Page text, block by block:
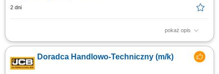
2 dni
pokaż opis
Teren pracy: 2-3 powiaty Twój zakres obowiązków: Odwiedzasz
gospodarstwa rolne i budujesz partnerskie relacje z rolnikami, Analizujesz
kondycję upraw i dobrostan zwierząt, aby proponować skuteczne
rozwiązania, Udzielasz wsparcia technicznego i doradztwa w
Doradca Handlowo-Techniczny (m/k)